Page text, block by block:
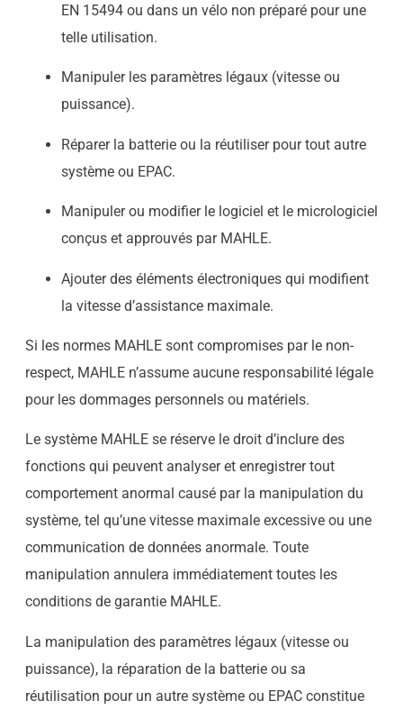
EN 15494 ou dans un vélo non préparé pour une
telle utilisation.
Manipuler les paramètres légaux (vitesse ou
puissance).
Réparer la batterie ou la réutiliser pour tout autre
système ou EPAC.
Manipuler ou modifier le logiciel et le micrologiciel
conçus et approuvés par MAHLE.
Ajouter des éléments électroniques qui modifient
la vitesse d’assistance maximale.
Si les normes MAHLE sont compromises par le non-
respect, MAHLE n’assume aucune responsabilité légale
pour les dommages personnels ou matériels.
Le système MAHLE se réserve le droit d’inclure des
fonctions qui peuvent analyser et enregistrer tout
comportement anormal causé par la manipulation du
système, tel qu’une vitesse maximale excessive ou une
communication de données anormale. Toute
manipulation annulera immédiatement toutes les
conditions de garantie MAHLE.
La manipulation des paramètres légaux (vitesse ou
puissance), la réparation de la batterie ou sa
réutilisation pour un autre système ou EPAC constitue